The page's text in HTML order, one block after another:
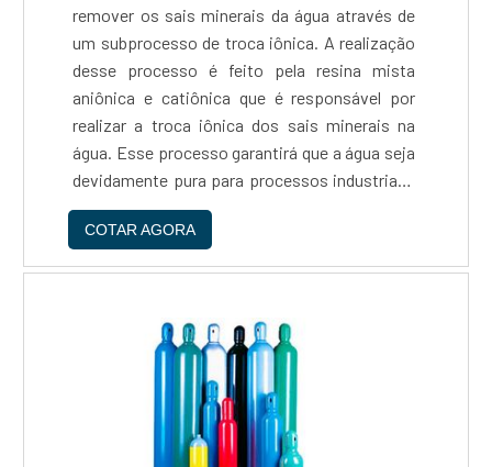
remover os sais minerais da água através de
um subprocesso de troca iônica. A realização
desse processo é feito pela resina mista
aniônica e catiônica que é responsável por
realizar a troca iônica dos sais minerais na
água. Esse processo garantirá que a água seja
devidamente pura para processos industriais.
Importância da resina mista No processo de
desmineralização da água são retirados
elementos como....
COTAR AGORA